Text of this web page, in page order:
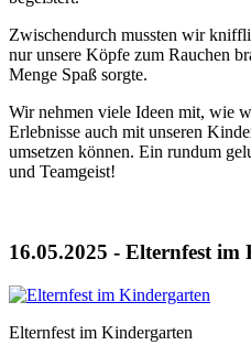
Zwischendurch mussten wir
nur unsere Köpfe zum Rauchen
Menge Spaß sorgte.
Wir nehmen viele Ideen mit, wie
Erlebnisse auch mit unseren
umsetzen können. Ein rundum
und Teamgeist!
16.05.2025 - Elternfest im
Elternfest im Kindergarten